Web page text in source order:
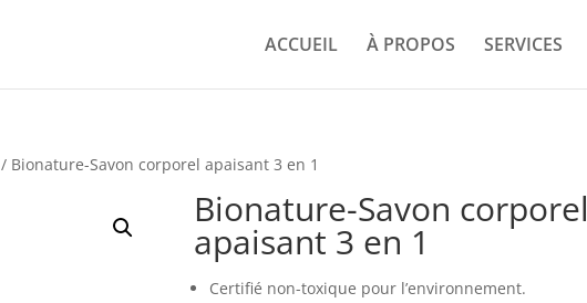
ACCUEIL À PROPOS SERVICES
/ Bionature-Savon corporel apaisant 3 en 1
Bionature-Savon corporel
apaisant 3 en 1
Certifié non-toxique pour l’environnement.